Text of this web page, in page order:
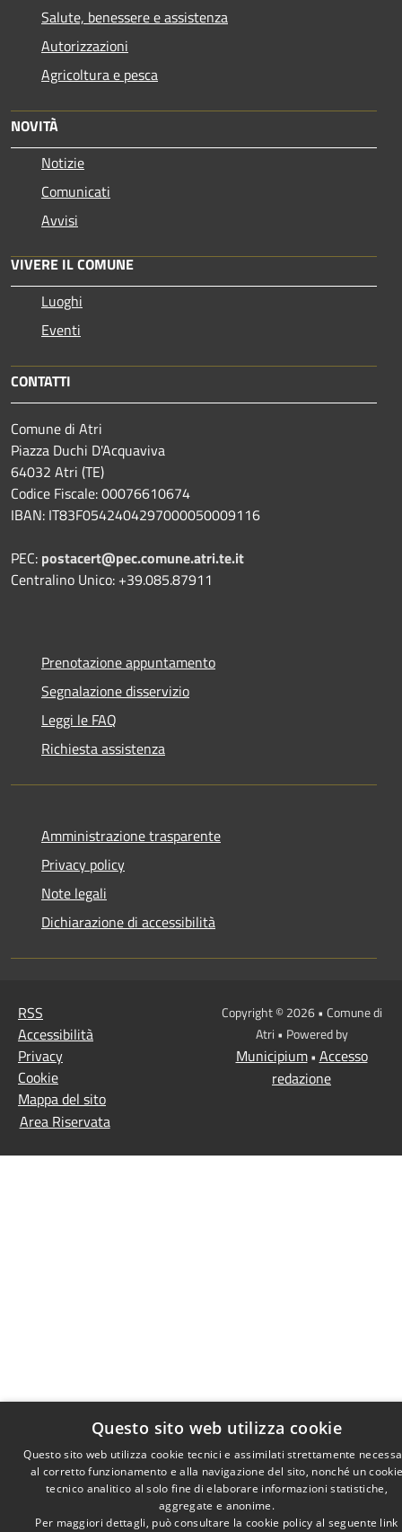
Salute, benessere e assistenza
Autorizzazioni
Agricoltura e pesca
NOVITÀ
Notizie
Comunicati
Avvisi
VIVERE IL COMUNE
Luoghi
Eventi
CONTATTI
Comune di Atri
Piazza Duchi D'Acquaviva
64032 Atri (TE)
Codice Fiscale: 00076610674
IBAN: IT83F0542404297000050009116
PEC: postacert@pec.comune.atri.te.it
Centralino Unico: +39.085.87911
Prenotazione appuntamento
Segnalazione disservizio
Leggi le FAQ
Richiesta assistenza
Amministrazione trasparente
Privacy policy
Note legali
Dichiarazione di accessibilità
RSS
Accessibilità
Privacy
Cookie
Mappa del sito
Area Riservata
Copyright © 2026 • Comune di
Atri • Powered by
Municipium• Accesso
redazione
Questo sito web utilizza cookie
Questo sito web utilizza cookie tecnici e assimilati strettamente
al corretto funzionamento e alla navigazione del sito, nonché un
tecnico analitico al solo fine di elaborare informazioni statistiche,
aggregate e anonime.
Per maggiori dettagli, può consultare la cookie policy al seguente link